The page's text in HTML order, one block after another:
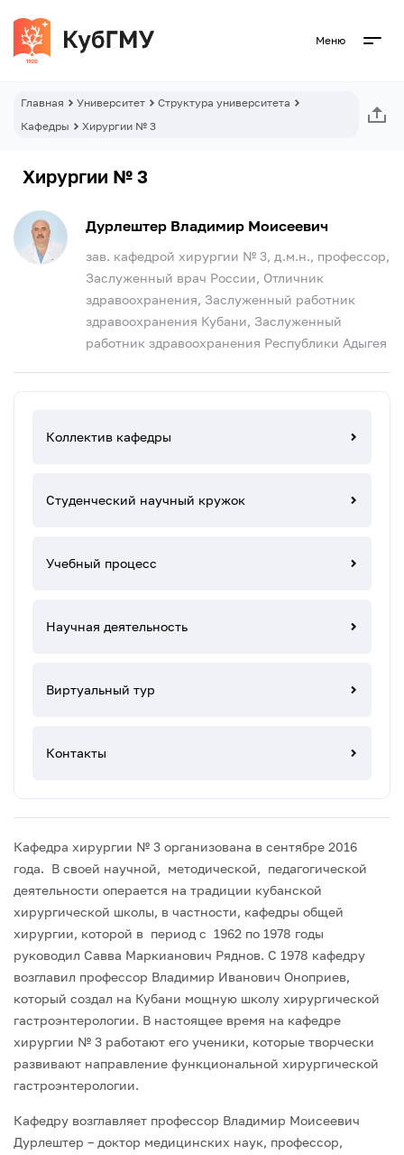
Меню
Главная Университет
Структура университета
Кафедры
Хирургии № 3
Хирургии № 3
Дурлештер Владимир Моисеевич
зав. кафедрой хирургии № 3, д.м.н., профессор,
Заслуженный врач России, Отличник
здравоохранения, Заслуженный работник
здравоохранения Кубани, Заслуженный
работник здравоохранения Республики Адыгея
Коллектив кафедры
Студенческий научный кружок
Учебный процесс
Научная деятельность
Виртуальный тур
Контакты
Кафедра хирургии № 3 организована в сентябре 2016
года. В своей научной, методической, педагогической
деятельности операется на традиции кубанской
хирургической школы, в частности, кафедры общей
хирургии, которой в период с 1962 по 1978 годы
руководил Савва Маркианович Ряднов. С 1978 кафедру
возглавил профессор Владимир Иванович Оноприев,
который создал на Кубани мощную школу хирургической
гастроэнтерологии. В настоящее время на кафедре
хирургии № 3 работают его ученики, которые творчески
развивают направление функциональной хирургической
гастроэнтерологии.
Кафедру возглавляет профессор Владимир Моисеевич
Дурлештер – доктор медицинских наук, профессор,